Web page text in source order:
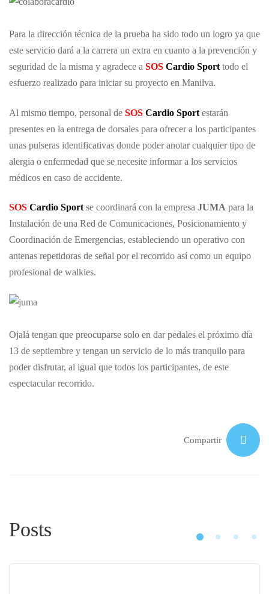
Para la dirección técnica de la prueba ha sido todo un logro ya que
este servicio dará a la carrera un extra en cuanto a la prevención y
seguridad de la misma y agradece a SOS Cardio Sport todo el
esfuerzo realizado para iniciar su proyecto en Manilva.
Al mismo tiempo, personal de SOS Cardio Sport estarán
presentes en la entrega de dorsales para ofrecer a los participantes
unas pulseras identificativas donde poder anotar cualquier tipo de
alergia o enfermedad que se necesite informar a los servicios
médicos en caso de accidente.
SOS Cardio Sport se coordinará con la empresa JUMA para la
Instalación de una Red de Comunicaciones, Posicionamiento y
Coordinación de Emergencias, estableciendo un operativo con
antenas repetidoras de señal por el recorrido así como un equipo
profesional de walkies.
Ojalá tengan que preocuparse solo en dar pedales el próximo día
13 de septiembre y tengan un servicio de lo más tranquilo para
poder disfrutar, al igual que todos los participantes, de este
espectacular recorrido.
Compartir
Posts